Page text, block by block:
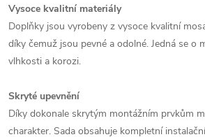
Vysoce kvalitní materiály
Doplňky jsou vyrobeny z vysoce kvalitní
díky čemuž jsou pevné a odolné. Jedná se o
vlhkosti a korozi.
Skryté upevnění
Díky dokonale skrytým montážním prvkům
charakter. Sada obsahuje kompletní